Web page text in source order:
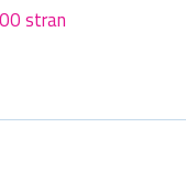
stran